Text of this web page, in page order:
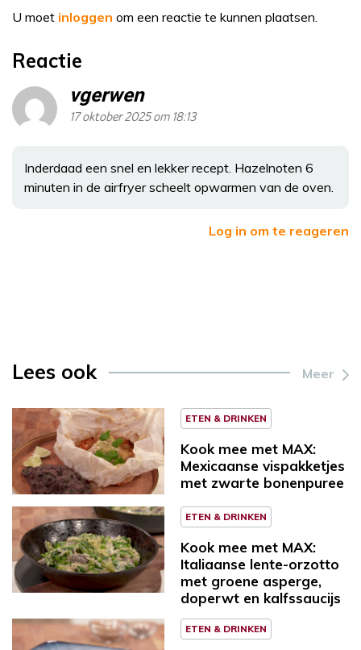
U moet inloggen om een reactie te kunnen plaatsen.
Reactie
vgerwen
17 oktober 2025 om 18:13
Inderdaad een snel en lekker recept. Hazelnoten 6
minuten in de airfryer scheelt opwarmen van de oven.
Log in om te reageren
Lees ook Meer
ETEN & DRINKEN
Kook mee met MAX:
Mexicaanse vispakketjes
met zwarte bonenpuree
ETEN & DRINKEN
Kook mee met MAX:
Italiaanse lente-orzotto
met groene asperge,
doperwt en kalfssaucijs
ETEN & DRINKEN